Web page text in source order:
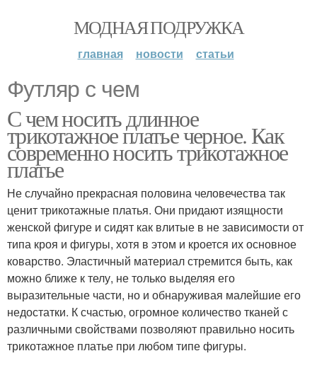
МОДНАЯ ПОДРУЖКА
главная новости статьи
Футляр с чем
С чем носить длинное
трикотажное платье черное. Как
современно носить трикотажное
платье
Не случайно прекрасная половина человечества так
ценит трикотажные платья. Они придают изящности
женской фигуре и сидят как влитые в не зависимости от
типа кроя и фигуры, хотя в этом и кроется их основное
коварство. Эластичный материал стремится быть, как
можно ближе к телу, не только выделяя его
выразительные части, но и обнаруживая малейшие его
недостатки. К счастью, огромное количество тканей с
различными свойствами позволяют правильно носить
трикотажное платье при любом типе фигуры.